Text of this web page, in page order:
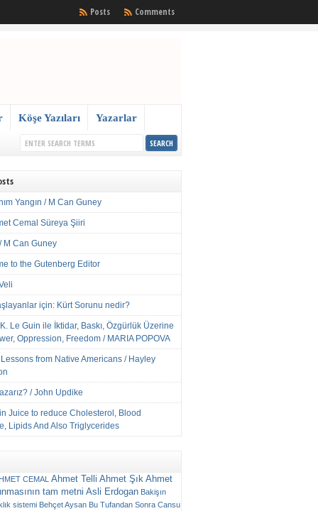
Comments
Posts
Köşe Yazıları Yazarlar
Yangın / M Can Guney
Cemal Süreya Şiiri
M Can Guney
to the Gutenberg Editor
için: Kürt Sorunu nedir?
Le Guin ile İktidar, Baskı, Özgürlük Üzerine
Oppression, Freedom / MARIA POPOVA
from Native Americans / Hayley
/ John Updike
Juice to reduce Cholesterol, Blood
Lipids And Also Triglycerides
CEMAL Ahmet Telli Ahmet Şık Ahmet
tam metni Asli Erdogan Bakişın
sistemi Behçet Aysan Bu Tufandan Sonra Cansu